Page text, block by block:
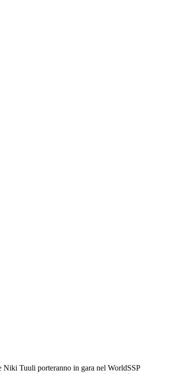
Niki Tuuli porteranno in gara nel WorldSSP